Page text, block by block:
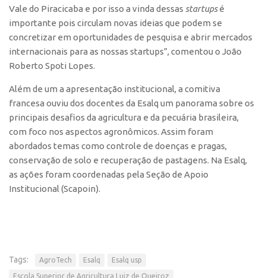
Edição 2017
Inovação em Números
Propriedade Intelectual
Patentes
Marcas
Cultivares
Desenho Industrial
VPI – Vocação para Inovação
Vale do Piracicaba e por isso a vinda dessas startupsé
importante pois circulam novas ideias que podem se
concretizar em oportunidades de pesquisa e abrir mercados
internacionais para as nossas startups”, comentou o João
Roberto Spoti Lopes.
Além de um a apresentação institucional, a comitiva
francesa ouviu dos docentes da Esalq um panorama sobre os
principais desafios da agricultura e da pecuária brasileira,
com foco nos aspectos agronômicos. Assim foram
abordados temas como controle de doenças e pragas,
conservação de solo e recuperação de pastagens. Na Esalq,
as ações foram coordenadas pela Seção de Apoio
Institucional (Scapoin).
Tags: AgroTech Esalq Esalq usp
Escola Superior de Agricultura Luiz de Queiroz